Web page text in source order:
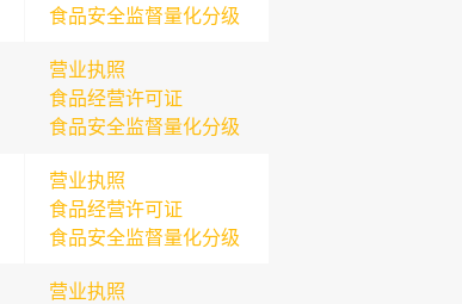
食品安全监督量化分级
营业执照
食品经营许可证
食品安全监督量化分级
营业执照
食品经营许可证
食品安全监督量化分级
营业执照